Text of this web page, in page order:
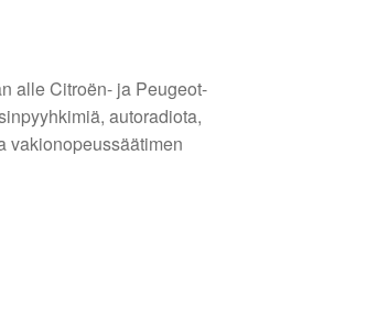
alle Citroën- ja Peugeot-
autoradiota,
vakionopeussäätimen